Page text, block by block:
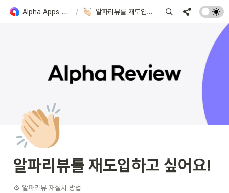
Alpha Apps 도입 가이드 / 알파리뷰를 재도입하고 싶어요!
👏🏻
알파리뷰를 재도입하고 싶어요!
⚙️ 알파리뷰 재설치 방법